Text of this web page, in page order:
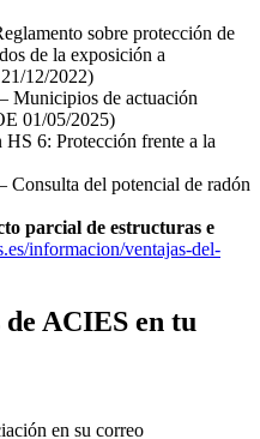
sobre protección de
de la exposición a
12/2022)
– Municipios de actuación
01/05/2025)
HS 6: Protección frente a la
Consulta del potencial de radón
parcial de estructuras e
informacion/ventajas-del-
ACIES en tu
en su correo